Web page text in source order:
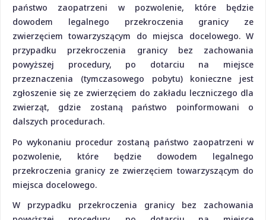
państwo zaopatrzeni w pozwolenie, które będzie
dowodem legalnego przekroczenia granicy ze
zwierzęciem towarzyszącym do miejsca docelowego. W
przypadku przekroczenia granicy bez zachowania
powyższej procedury, po dotarciu na miejsce
przeznaczenia (tymczasowego pobytu) konieczne jest
zgłoszenie się ze zwierzęciem do zakładu leczniczego dla
zwierząt, gdzie zostaną państwo poinformowani o
dalszych procedurach.
Po wykonaniu procedur zostaną państwo zaopatrzeni w
pozwolenie, które będzie dowodem legalnego
przekroczenia granicy ze zwierzęciem towarzyszącym do
miejsca docelowego.
W przypadku przekroczenia granicy bez zachowania